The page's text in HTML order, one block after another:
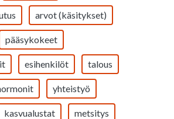
arvot (käsitykset)
pääsykokeet
esihenkilöt talous
yhteistyö
kasvualustat metsitys